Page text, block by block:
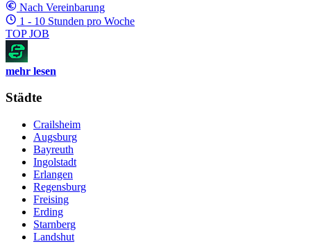
Nach Vereinbarung
1 - 10 Stunden pro Woche
TOP JOB
mehr lesen
Städte
Crailsheim
Augsburg
Bayreuth
Ingolstadt
Erlangen
Regensburg
Freising
Erding
Starnberg
Landshut